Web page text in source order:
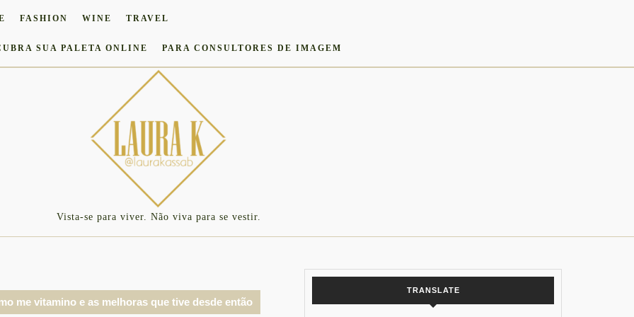
FASHION WINE TRAVEL
SUA PALETA ONLINE PARA CONSULTORES DE IMAGEM
Vista-se para viver. Não viva para se vestir.
me vitamino e as melhoras que tive desde então
TRANSLATE